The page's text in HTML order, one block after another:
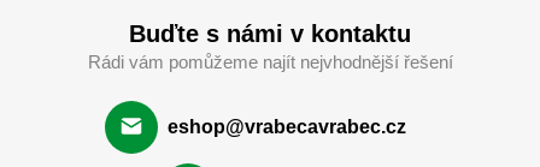
Buďte s námi v kontaktu
Rádi vám pomůžeme najít nejvhodnější řešení
eshop@vrabecavrabec.cz